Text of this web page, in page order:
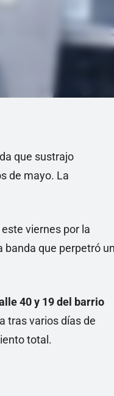
que sustrajo
de mayo. La
viernes por la
banda que perpetró
40 y 19 del barrio
tras varios días de
total.